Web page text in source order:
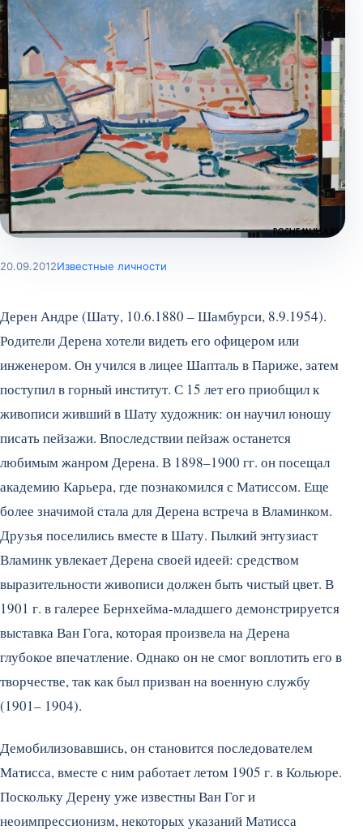
20.09.2012Известные личности
Дерен Андре (Шату, 10.6.1880 – Шамбурси, 8.9.1954).
Родители Дерена хотели видеть его офицером или
инженером. Он учился в лицее Шапталь в Париже, затем
поступил в горный институт. С 15 лет его приобщил к
живописи живший в Шату художник: он научил юношу
писать пейзажи. Впоследствии пейзаж останется
любимым жанром Дерена. В 1898–1900 гг. он посещал
академию Карьера, где познакомился с Матиссом. Еще
более значимой стала для Дерена встреча в Вламинком.
Друзья поселились вместе в Шату. Пылкий энтузиаст
Вламинк увлекает Дерена своей идеей: средством
выразительности живописи должен быть чистый цвет. В
1901 г. в галерее Бернхейма-младшего демонстрируется
выставка Ван Гога, которая произвела на Дерена
глубокое впечатление. Однако он не смог воплотить его в
творчестве, так как был призван на военную службу
(1901– 1904).
Демобилизовавшись, он становится последователем
Матисса, вместе с ним работает летом 1905 г. в Кольюре.
Поскольку Дерену уже известны Ван Гог и
неоимпрессионизм, некоторых указаний Матисса